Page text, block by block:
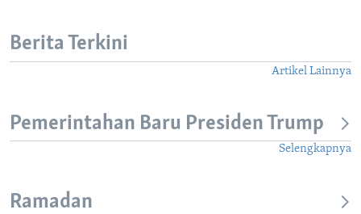
Berita Terkini
Artikel Lainnya
Pemerintahan Baru Presiden Trump
Selengkapnya
Ramadan